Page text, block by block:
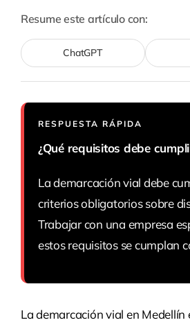
Resume este artículo con:
ChatGPT
RESPUESTA RÁPIDA
¿Qué requisitos debe
La demarcación vial debe
criterios obligatorios sobre
Trabajar con una empresa
estos requisitos se cumplan
La demarcación vial en